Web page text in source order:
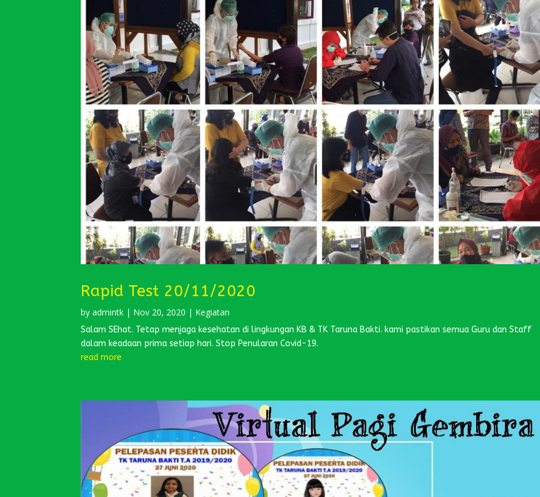
Rapid Test 20/11/2020
byadmintk | Nov 20, 2020 | Kegiatan
Salam SEhat. Tetap menjaga kesehatan di lingkungan KB & TK Taruna Bakti. kami pastikan semua Guru dan Staff
dalam keadaan prima setiap hari. Stop Penularan Covid-19.
read more